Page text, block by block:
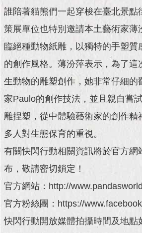
與
互
動
活
動
題
回
首
頁
站
導
覽
誰陪著貓熊們一起穿梭在臺北景點
策展單位也特別邀請本土藝術家薄
臨絕種動物紙雕，以獨特的手塑質
的創作風格。薄汾萍表示，為了這
生動物的雕塑創作，她非常仔細的
家Paulo的創作技法，並且親自嘗
雕捏塑，從中體驗藝術家的創作精
多人對生態保育的重視。
有關快閃行動相關資訊將於官方網
布，敬請密切鎖定！
官方網站：http://
官方粉絲團：https://
快閃行動開放媒體拍攝時間及地點